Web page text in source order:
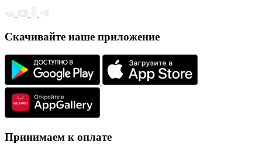
Скачивайте наше приложение
Принимаем к оплате